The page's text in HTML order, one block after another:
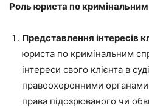
Роль юриста по
Представлення інтересів
юриста по кримінальним
інтереси свого клієнта в
правоохоронними
права підозрюваного чи